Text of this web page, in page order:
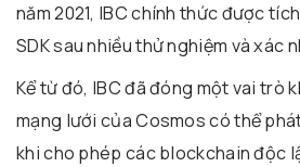
năm 2021, IBC chính thức được
SDK sau nhiều thử nghiệm và xác
Kể từ đó, IBC đã đóng một vai trò
mạng lưới của Cosmos có thể
khi cho phép các blockchain độc